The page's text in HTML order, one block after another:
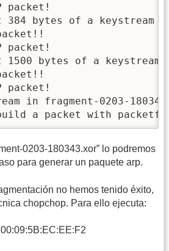
packet!
bytes of a keystream
packet!
bytes of a keystream
packet!
in fragment-0203-
a packet with
0203-180343.xor” lo podremos
para generar un paquete arp.
no hemos tenido éxito,
chopchop. Para ello ejecuta: